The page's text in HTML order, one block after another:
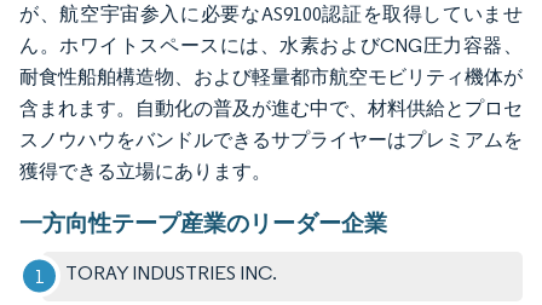
が、航空宇宙参入に必要なAS9100認証を取得していませ
ん。ホワイトスペースには、水素およびCNG圧力容器、
耐食性船舶構造物、および軽量都市航空モビリティ機体が
含まれます。自動化の普及が進む中で、材料供給とプロセ
スノウハウをバンドルできるサプライヤーはプレミアムを
獲得できる立場にあります。
一方向性テープ産業のリーダー企業
TORAY INDUSTRIES INC.